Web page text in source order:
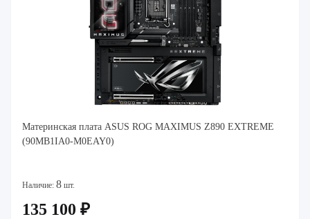
Материнская плата ASUS ROG MAXIMUS Z890 EXTREME
(90MB1IA0-M0EAY0)
Наличие: 8 шт.
135 100 ₽